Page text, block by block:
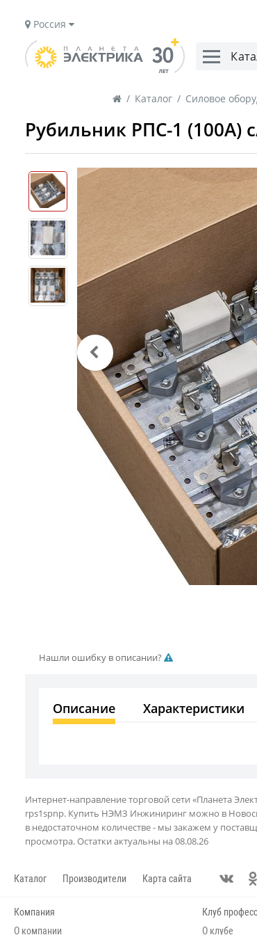
Россия
/ Каталог / Силовое
Рубильник РПС-1
Нашли ошибку в описании?
Описание Характеристики
Интернет-направление торговой сети «Планета
rps1spnp. Купить НЭМЗ Инжиниринг можно в
в недостаточном количестве - мы закажем у
просмотра. Остатки актуальны на 08.08.26
Каталог Производители Карта сайта
Компания
О компании
Клуб
О клубе